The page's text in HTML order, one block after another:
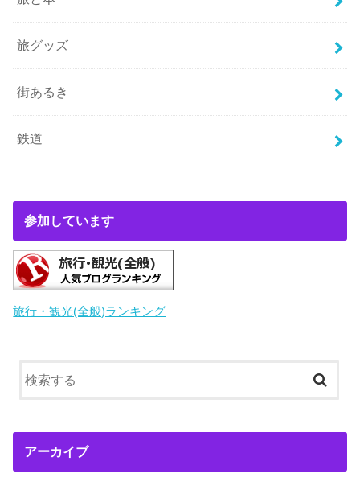
旅グッズ
街あるき
鉄道
参加しています
旅行・観光(全般)ランキング
アーカイブ